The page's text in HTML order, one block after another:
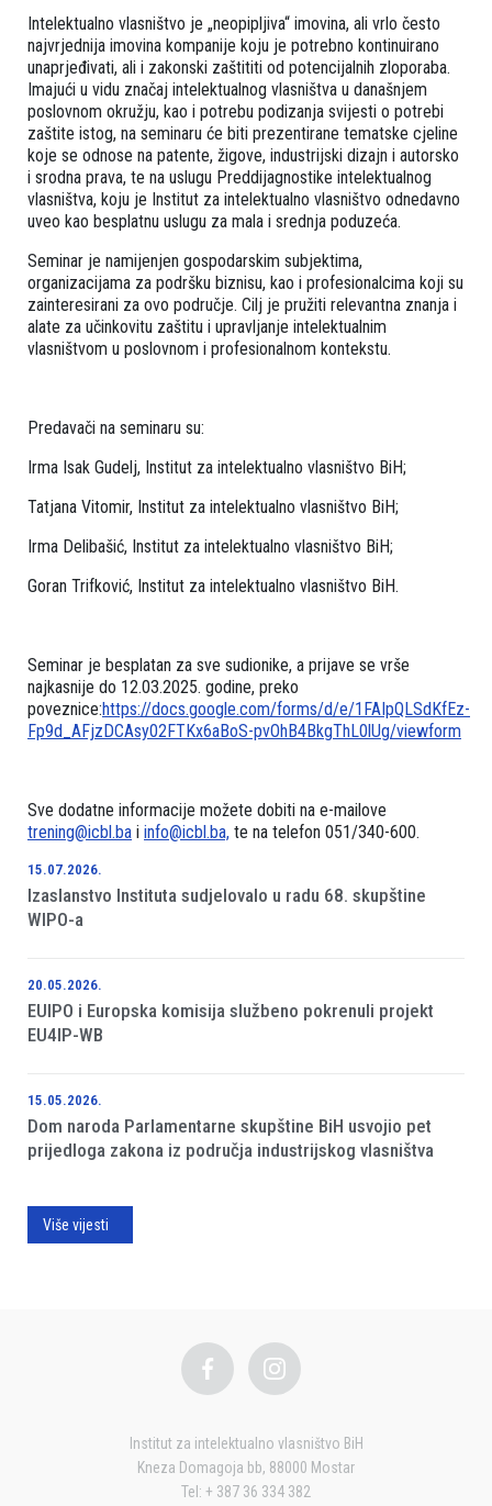
Intelektualno vlasništvo je „neopipljiva“ imovina, ali vrlo često
najvrjednija imovina kompanije koju je potrebno kontinuirano
unaprjeđivati, ali i zakonski zaštititi od potencijalnih zloporaba.
Imajući u vidu značaj intelektualnog vlasništva u današnjem
poslovnom okružju, kao i potrebu podizanja svijesti o potrebi
zaštite istog, na seminaru će biti prezentirane tematske cjeline
koje se odnose na patente, žigove, industrijski dizajn i autorsko
i srodna prava, te na uslugu Preddijagnostike intelektualnog
vlasništva, koju je Institut za intelektualno vlasništvo odnedavno
uveo kao besplatnu uslugu za mala i srednja poduzeća.
Seminar je namijenjen gospodarskim subjektima,
organizacijama za podršku biznisu, kao i profesionalcima koji su
zainteresirani za ovo područje. Cilj je pružiti relevantna znanja i
alate za učinkovitu zaštitu i upravljanje intelektualnim
vlasništvom u poslovnom i profesionalnom kontekstu.
Predavači na seminaru su:
Irma Isak Gudelj, Institut za intelektualno vlasništvo BiH;
Tatjana Vitomir, Institut za intelektualno vlasništvo BiH;
Irma Delibašić, Institut za intelektualno vlasništvo BiH;
Goran Trifković, Institut za intelektualno vlasništvo BiH.
Seminar je besplatan za sve sudionike, a prijave se vrše
najkasnije do 12.03.2025. godine, preko
poveznice:https://docs.google.com/forms/d/e/1FAIpQLSdKfEz-
Fp9d_AFjzDCAsy02FTKx6aBoS-pvOhB4BkgThL0lUg/viewform
Sve dodatne informacije možete dobiti na e-mailove
trening@icbl.ba i info@icbl.ba, te na telefon 051/340-600.
15.07.2026.
Izaslanstvo Instituta sudjelovalo u radu 68. skupštine
WIPO-a
20.05.2026.
EUIPO i Europska komisija službeno pokrenuli projekt
EU4IP-WB
15.05.2026.
Dom naroda Parlamentarne skupštine BiH usvojio pet
prijedloga zakona iz područja industrijskog vlasništva
Više vijesti
Institut za intelektualno vlasništvo BiH
Kneza Domagoja bb, 88000 Mostar
Tel: + 387 36 334 382